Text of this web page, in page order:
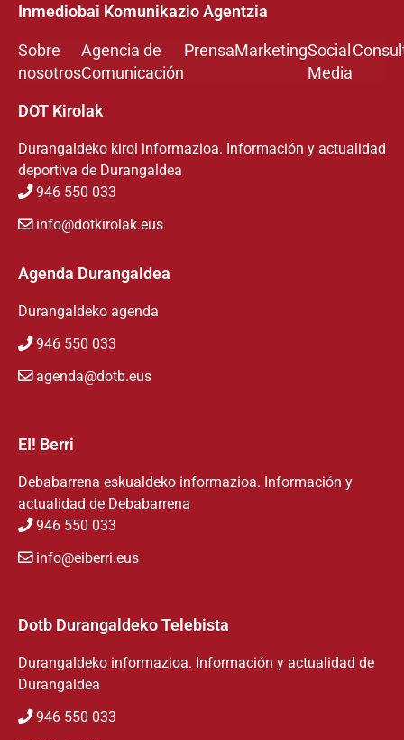
Inmediobai Komunikazio Agentzia
Sobre
nosotros
Agencia de
Comunicación
PrensaMarketingSocial
Media
DOT Kirolak
Durangaldeko kirol informazioa. Información y actualidad
deportiva de Durangaldea
946 550 033
info@dotkirolak.eus
Agenda Durangaldea
Durangaldeko agenda
946 550 033
agenda@dotb.eus
EI! Berri
Debabarrena eskualdeko informazioa. Información y
actualidad de Debabarrena
946 550 033
info@eiberri.eus
Dotb Durangaldeko Telebista
Durangaldeko informazioa. Información y actualidad de
Durangaldea
946 550 033